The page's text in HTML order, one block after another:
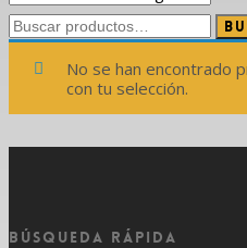
Buscar
por:
No se han encontrado
con tu selección.
Búsqueda rápida